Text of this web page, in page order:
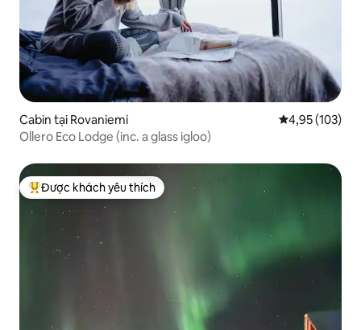
Cabin tại Rovaniemi Xếp hạng
4,95 (103)
Ollero Eco Lodge (inc. a glass igloo)
Được khách yêu thích nhất
Được khách yêu thích